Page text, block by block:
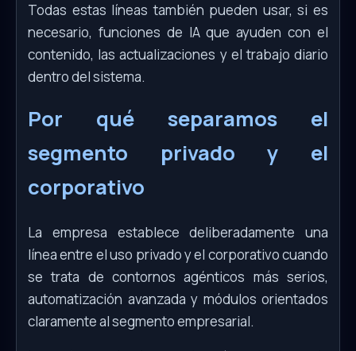
Todas estas líneas también pueden usar, si es
necesario, funciones de IA que ayuden con el
contenido, las actualizaciones y el trabajo diario
dentro del sistema.
Por qué separamos el
segmento privado y el
corporativo
La empresa establece deliberadamente una
línea entre el uso privado y el corporativo cuando
se trata de contornos agénticos más serios,
automatización avanzada y módulos orientados
claramente al segmento empresarial.